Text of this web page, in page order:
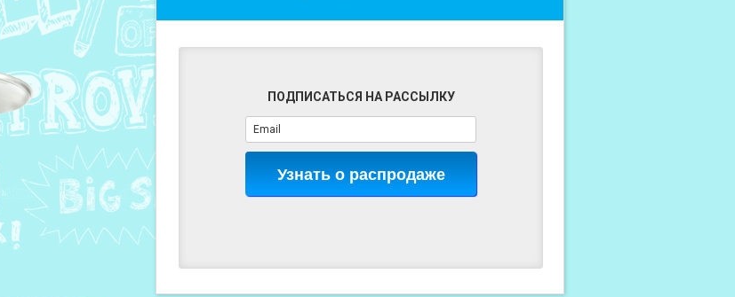
ПОДПИСАТЬСЯ НА РАССЫЛКУ
Узнать о распродаже